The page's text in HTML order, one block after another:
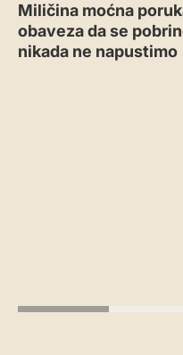
Miličina moćna
obaveza da se
nikada ne napustimo